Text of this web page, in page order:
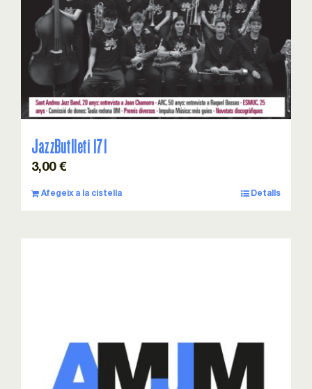
JazzButlleti 171
3,00 €
Afegeix a la cistella Detalls